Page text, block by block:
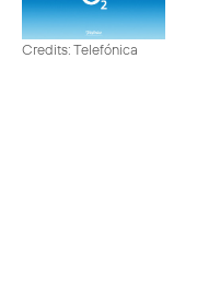
Credits: Telefónica